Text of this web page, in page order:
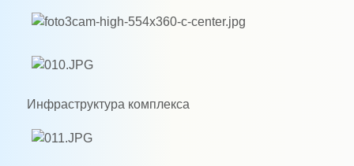
Инфраструктура комплекса